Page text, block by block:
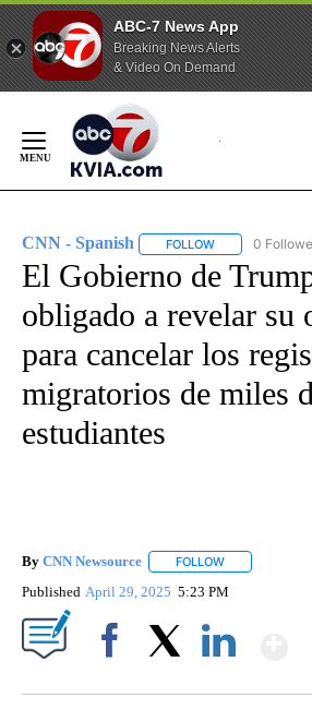
ABC-7 News App
Breaking News Alerts
& Video On Demand
Content
CNN - Spanish FOLLOW FOLLOW "CNN
0
El Gobierno de
obligado a revelar su
para cancelar los
migratorios de miles
estudiantes
By CNN Newsource FOLLOW
Published April 29, 2025 5:23 PM